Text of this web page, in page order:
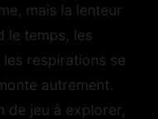
mais la lenteur
le temps, les
respirations se
autrement.
de jeu à explorer,